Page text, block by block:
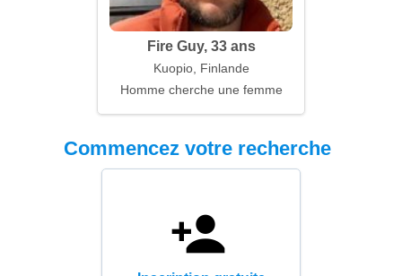
Fire Guy, 33 ans
Kuopio, Finlande
Homme cherche une femme
Commencez votre recherche